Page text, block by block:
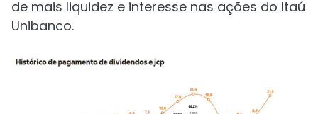
de mais liquidez e interesse nas ações do Itaú
Unibanco.